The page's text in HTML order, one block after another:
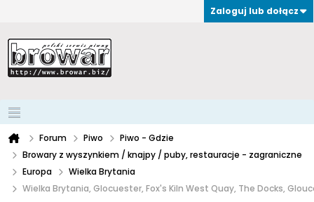
Zaloguj lub dołącz
Forum Piwo
Piwo - Gdzie
Browary z wyszynkiem / knajpy / puby, restauracje - zagraniczne
Europa
Wielka Brytania
Wielka Brytania, Glocuester, Fox's Kiln West Quay, The Docks,